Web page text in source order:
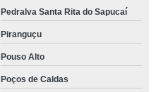
Pedralva Santa Rita do Sapucaí
Piranguçu
Pouso Alto
Poços de Caldas